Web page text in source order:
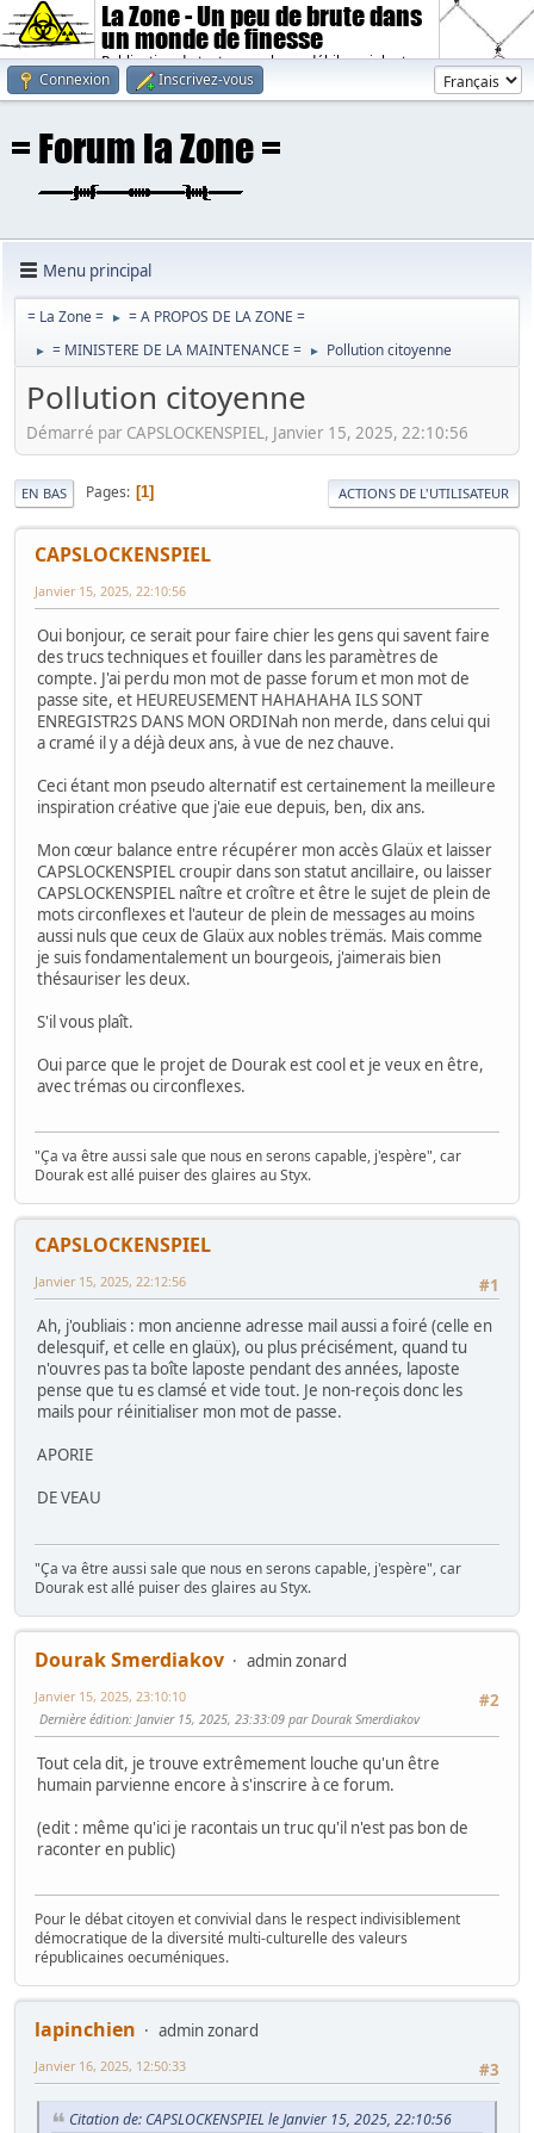
La Zone - Un peu de brute dans
un monde de finesse
Publication de textes sombres, débiles, violents.
Connexion
Inscrivez-vous
Menu principal
= La Zone = ► = A PROPOS DE LA ZONE =
► = MINISTERE DE LA MAINTENANCE = ► Pollution citoyenne
Pollution citoyenne
Démarré par CAPSLOCKENSPIEL, Janvier 15, 2025, 22:10:56
EN BAS Pages 1 ACTIONS DE L'UTILISATEUR
CAPSLOCKENSPIEL
Janvier 15, 2025, 22:10:56
Oui bonjour, ce serait pour faire chier les gens qui savent faire
des trucs techniques et fouiller dans les paramètres de
compte. J'ai perdu mon mot de passe forum et mon mot de
passe site, et HEUREUSEMENT HAHAHAHA ILS SONT
ENREGISTR2S DANS MON ORDINah non merde, dans celui qui
a cramé il y a déjà deux ans, à vue de nez chauve.
Ceci étant mon pseudo alternatif est certainement la meilleure
inspiration créative que j'aie eue depuis, ben, dix ans.
Mon cœur balance entre récupérer mon accès Glaüx et laisser
CAPSLOCKENSPIEL croupir dans son statut ancillaire, ou laisser
CAPSLOCKENSPIEL naître et croître et être le sujet de plein de
mots circonflexes et l'auteur de plein de messages au moins
aussi nuls que ceux de Glaüx aux nobles trëmäs. Mais comme
je suis fondamentalement un bourgeois, j'aimerais bien
thésauriser les deux.
S'il vous plaît.
Oui parce que le projet de Dourak est cool et je veux en être,
avec trémas ou circonflexes.
"Ça va être aussi sale que nous en serons capable, j'espère", car
Dourak est allé puiser des glaires au Styx.
CAPSLOCKENSPIEL
#1
Janvier 15, 2025, 22:12:56
Ah, j'oubliais : mon ancienne adresse mail aussi a foiré (celle en
delesquif, et celle en glaüx), ou plus précisément, quand tu
n'ouvres pas ta boîte laposte pendant des années, laposte
pense que tu es clamsé et vide tout. Je non-reçois donc les
mails pour réinitialiser mon mot de passe.
APORIE
DE VEAU
"Ça va être aussi sale que nous en serons capable, j'espère", car
Dourak est allé puiser des glaires au Styx.
Dourak Smerdiakov
admin zonard
#2
Janvier 15, 2025, 23:10:10
Dernière édition: Janvier 15, 2025, 23:33:09 par Dourak Smerdiakov
Tout cela dit, je trouve extrêmement louche qu'un être
humain parvienne encore à s'inscrire à ce forum.
(edit : même qu'ici je racontais un truc qu'il n'est pas bon de
raconter en public)
Pour le débat citoyen et convivial dans le respect indivisiblement
démocratique de la diversité multi-culturelle des valeurs
républicaines oecuméniques.
lapinchien
admin zonard
#3
Janvier 16, 2025, 12:50:33
Citation de: CAPSLOCKENSPIEL le Janvier 15, 2025, 22:10:56